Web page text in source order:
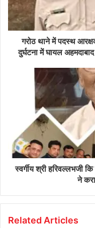
गरोठ थाने में पदस्थ
दुर्घटना में घायल
स्वर्गीय श्री हरिवल्लभजी
ने
Related Articles